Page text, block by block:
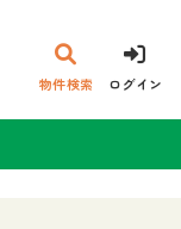
物件検索 ログイン